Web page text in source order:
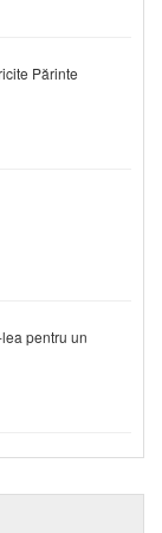
Părinte
pentru un